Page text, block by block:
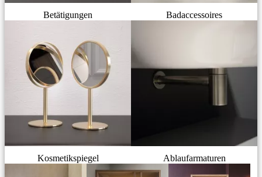
Betätigungen Badaccessoires
Kosmetikspiegel Ablaufarmaturen